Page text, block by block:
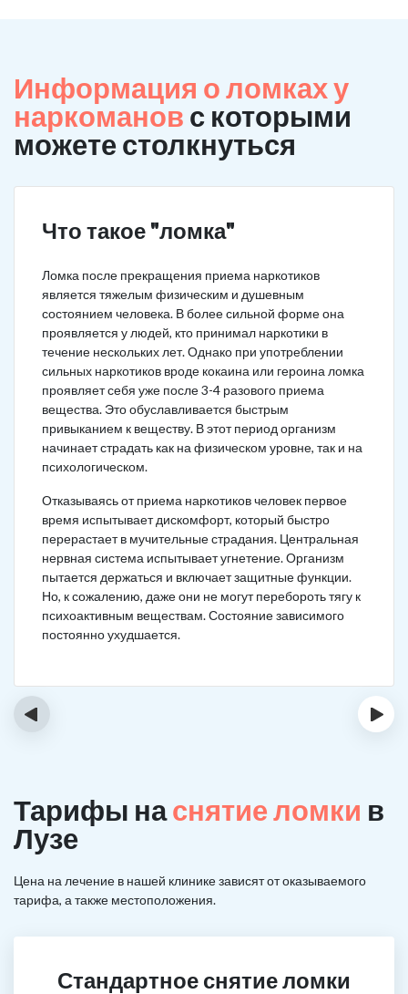
Информация о ломках у
наркоманов с которыми
можете столкнуться
Что такое "ломка"
Ломка после прекращения приема наркотиков
является тяжелым физическим и душевным
состоянием человека. В более сильной форме она
проявляется у людей, кто принимал наркотики в
течение нескольких лет. Однако при употреблении
сильных наркотиков вроде кокаина или героина ломка
проявляет себя уже после 3-4 разового приема
вещества. Это обуславливается быстрым
привыканием к веществу. В этот период организм
начинает страдать как на физическом уровне, так и на
психологическом.
Отказываясь от приема наркотиков человек первое
время испытывает дискомфорт, который быстро
перерастает в мучительные страдания. Центральная
нервная система испытывает угнетение. Организм
пытается держаться и включает защитные функции.
Но, к сожалению, даже они не могут перебороть тягу к
психоактивным веществам. Состояние зависимого
постоянно ухудшается.
‹ ›
Тарифы наснятие ломки в
Лузе
Цена на лечение в нашей клинике зависят от оказываемого
тарифа, а также местоположения.
Стандартное снятие ломки